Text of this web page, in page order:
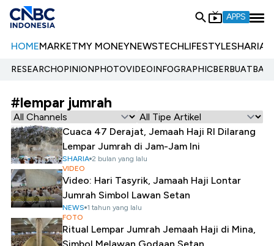
APPS
HOMEMARKETMY MONEYNEWSTECHLIFESTYLESHARIA
RESEARCHOPINIONPHOTOVIDEOINFOGRAPHIC
#lempar jumrah
Cuaca 47 Derajat, Jemaah Haji RI Dilarang
Lempar Jumrah di Jam-Jam Ini
SHARIA 2 bulan yang lalu
VIDEO
Video: Hari Tasyrik, Jamaah Haji Lontar
Jumrah Simbol Lawan Setan
NEWS 1 tahun yang lalu
FOTO
Ritual Lempar Jumrah Jemaah Haji di Mina,